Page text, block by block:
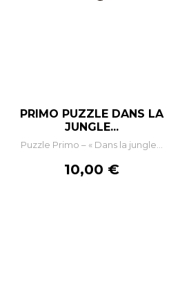
PRIMO PUZZLE DANS LA
JUNGLE...
Puzzle Primo – « Dans la jungle...
Prix
10,00 €